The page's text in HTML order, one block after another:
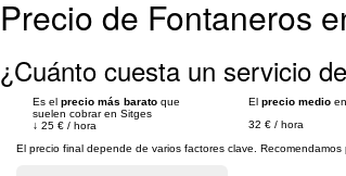
Precio de Fontaneros
¿Cuánto cuesta un servicio
Es el precio más barato que
suelen cobrar en Sitges
↓ 25 € / hora
El precio medio
32 € / hora
El precio final depende de varios factores clave.